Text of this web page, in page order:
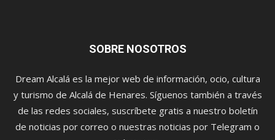
SOBRE NOSOTROS
Dream Alcalá es la mejor web de información, ocio, cultura
y turismo de Alcalá de Henares. Síguenos también a través
de las redes sociales, suscríbete gratis a nuestro boletín
de noticias por correo o nuestras noticias por Telegram o